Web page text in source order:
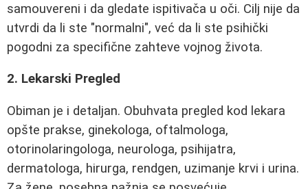
samouvereni i da gledate ispitivača u oči. Cilj nije da
utvrdi da li ste "normalni", već da li ste psihički
pogodni za specifične zahteve vojnog života.
2. Lekarski Pregled
Obiman je i detaljan. Obuhvata pregled kod lekara
opšte prakse, ginekologa, oftalmologa,
otorinolaringologa, neurologa, psihijatra,
dermatologa, hirurga, rendgen, uzimanje krvi i urina.